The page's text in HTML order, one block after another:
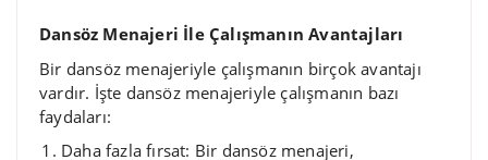
Dansöz Menajeri İle Çalışmanın Avantajları
Bir dansöz menajeriyle çalışmanın birçok avantajı
vardır. İşte dansöz menajeriyle çalışmanın bazı
faydaları:
Daha fazla fırsat: Bir dansöz menajeri,